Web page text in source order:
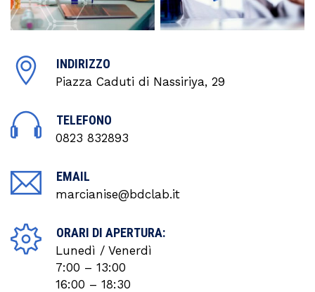
INDIRIZZO
Piazza Caduti di Nassiriya, 29
TELEFONO
0823 832893
EMAIL
marcianise@bdclab.it
ORARI DI APERTURA:
Lunedì / Venerdì
7:00 – 13:00
16:00 – 18:30